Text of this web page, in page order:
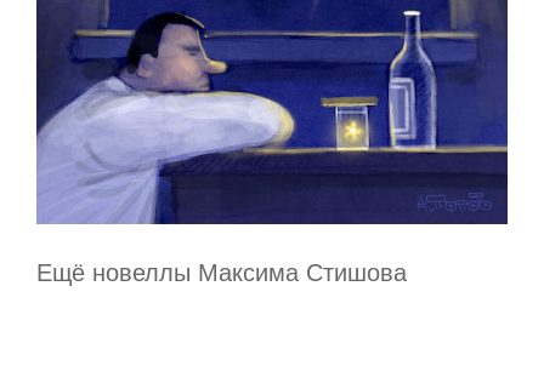
Ещё новеллы Максима Стишова